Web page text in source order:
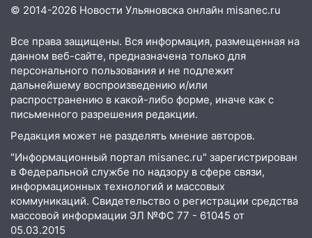
05:50 Пять украденных лошадей и
05:00 Боль, скованность и старение
дисков: как повседневные привычки
незаметно разрушают наш позвоночник
03:00 День скрытых ловушек и
внезапных подарков судьбы: гороскоп
на 10 августа
09.08.2026
21:58 В Ульяновске около «нового»
моста утопили автомобиль «Вольво»
20:20 Итоги 9 августа в Ульяновской
© 2014-2026 Новости Ульяновска онлайн misanec.ru
Все права защищены. Вся информация, размещенная на
данном веб-сайте, предназначена только для
персонального пользования и не подлежит
дальнейшему воспроизведению и/или
распространению в какой-либо форме, иначе как с
письменного разрешения редакции.
Редакция может не разделять мнение авторов.
"Информационный портал misanec.ru" зарегистрирован
в Федеральной службе по надзору в сфере связи,
информационных технологий и массовых
коммуникаций. Свидетельство о регистрации средства
массовой информации ЭЛ №ФС 77 - 61045 от
05.03.2015